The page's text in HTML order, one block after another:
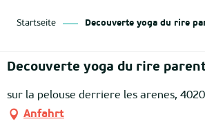
Startseite Decouverte yoga du rire
Decouverte yoga du rire
sur la pelouse derriere les arenes,
Anfahrt